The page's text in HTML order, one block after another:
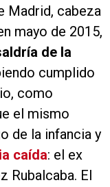
Madrid, cabeza
mayo de 2015,
de la
cumplido
como
el mismo
de la infancia y
caída: el ex
Rubalcaba. El